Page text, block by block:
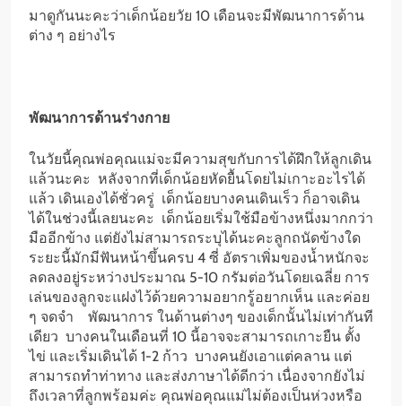
มาดูกันนะคะว่าเด็กน้อยวัย 10 เดือนจะมีพัฒนาการด้าน
ต่าง ๆ อย่างไร
พัฒนาการด้านร่างกาย
ในวัยนี้คุณพ่อคุณแม่จะมีความสุขกับการได้ฝึกให้ลูกเดิน
แล้วนะคะ หลังจากที่เด็กน้อยหัดยื้นโดยไม่เกาะอะไรได้
แล้ว เดินเองได้ชั่วครู่ เด็กน้อยบางคนเดินเร็ว ก็อาจเดิน
ได้ในช่วงนี้เลยนะคะ เด็กน้อยเริ่มใช้มือข้างหนึ่งมากกว่า
มืออีกข้าง แต่ยังไม่สามารถระบุได้นะคะลูกถนัดข้างใด
ระยะนี้มักมีฟันหน้าขึ้นครบ 4 ซี่ อัตราเพิ่มของน้ำหนักจะ
ลดลงอยู่ระหว่างประมาณ 5-10 กรัมต่อวันโดยเฉลี่ย การ
เล่นของลูกจะแฝงไว้ด้วยความอยากรู้อยากเห็น และค่อย
ๆ จดจำ พัฒนาการ ในด้านต่างๆ ของเด็กนั้นไม่เท่ากันที
เดียว บางคนในเดือนที่ 10 นี้อาจจะสามารถเกาะยืน ตั้ง
ไข่ และเริ่มเดินได้ 1-2 ก้าว บางคนยังเอาแต่คลาน แต่
สามารถทำท่าทาง และส่งภาษาได้ดีกว่า เนื่องจากยังไม่
ถึงเวลาที่ลูกพร้อมค่ะ คุณพ่อคุณแม่ไม่ต้องเป็นห่วงหรือ